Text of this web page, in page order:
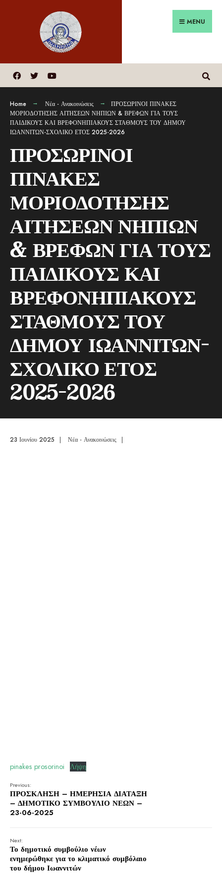
MENU
Home Νέα - Ανακοινώσεις
ΠΡΟΣΩΡΙΝΟΙ ΠΙΝΑΚΕΣ
ΜΟΡΙΟΔΟΤΗΣΗΣ ΑΙΤΗΣΕΩΝ ΝΗΠΙΩΝ & ΒΡΕΦΩΝ ΓΙΑ ΤΟΥΣ
ΠΑΙΔΙΚΟΥΣ ΚΑΙ ΒΡΕΦΟΝΗΠΙΑΚΟΥΣ ΣΤΑΘΜΟΥΣ ΤΟΥ ΔΗΜΟΥ
ΙΩΑΝΝΙΤΩΝ-ΣΧΟΛΙΚΟ ΕΤΟΣ 2025-2026
ΠΡΟΣΩΡΙΝΟΙ
ΠΙΝΑΚΕΣ
ΜΟΡΙΟΔΟΤΗΣΗΣ
ΑΙΤΗΣΕΩΝ ΝΗΠΙΩΝ
& ΒΡΕΦΩΝ ΓΙΑ ΤΟΥΣ
ΠΑΙΔΙΚΟΥΣ ΚΑΙ
ΒΡΕΦΟΝΗΠΙΑΚΟΥΣ
ΣΤΑΘΜΟΥΣ ΤΟΥ
ΔΗΜΟΥ ΙΩΑΝΝΙΤΩΝ-
ΣΧΟΛΙΚΟ ΕΤΟΣ
2025-2026
23 Ιουνίου 2025 | Νέα - Ανακοινώσεις |
pinakes prosorinoi Λήψη
Previous:
ΠΡΟΣΚΛΗΣΗ – ΗΜΕΡΗΣΙΑ ΔΙΑΤΑΞΗ
– ΔΗΜΟΤΙΚΟ ΣΥΜΒΟΥΛΙΟ ΝΕΩΝ –
23-06-2025
Next:
Το δημοτικό συμβούλιο νέων
ενημερώθηκε για το κλιματικό συμβόλαιο
του δήμου Ιωαννιτών